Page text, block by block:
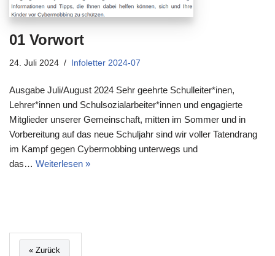
01 Vorwort
24. Juli 2024 Infoletter 2024-07
Ausgabe Juli/August 2024 Sehr geehrte Schulleiter*inen,
Lehrer*innen und Schulsozialarbeiter*innen und engagierte
Mitglieder unserer Gemeinschaft, mitten im Sommer und in
Vorbereitung auf das neue Schuljahr sind wir voller Tatendrang
im Kampf gegen Cybermobbing unterwegs und
das… Weiterlesen »
« Zurück